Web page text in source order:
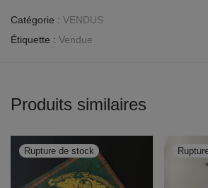
Catégorie : VENDUS
Étiquette : Vendue
Produits similaires